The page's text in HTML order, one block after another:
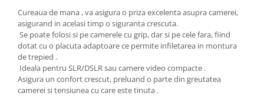
Cureaua de mana , va asigura o priza excelenta asupra camerei,
asigurand in acelasi timp o siguranta crescuta.
Se poate folosi si pe camerele cu grip, dar si pe cele fara, fiind
dotat cu o placuta adaptoare ce permite infiletarea in montura
de trepied .
Ideala pentru SLR/DSLR sau camere video compacte .
Asigura un confort crescut, preluand o parte din greutatea
camerei si tensiunea cu care este tinuta .